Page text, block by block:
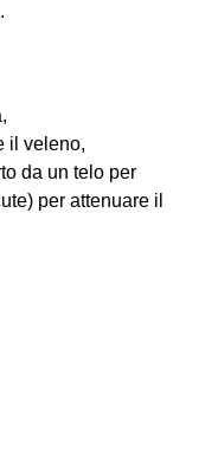
il veleno,
da un telo per
per attenuare il